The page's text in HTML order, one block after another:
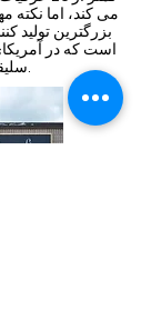
می کند، اما
بزرگترین تولید
است که در
سلیقه اکتسابی است.